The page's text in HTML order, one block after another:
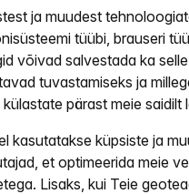
ja muudest
tüübi, brauseri
võivad salvestada ka
tuvastamiseks ja
pärast meie saidilt
kasutatakse küpsiste ja
et optimeerida meie
Lisaks, kui Teie